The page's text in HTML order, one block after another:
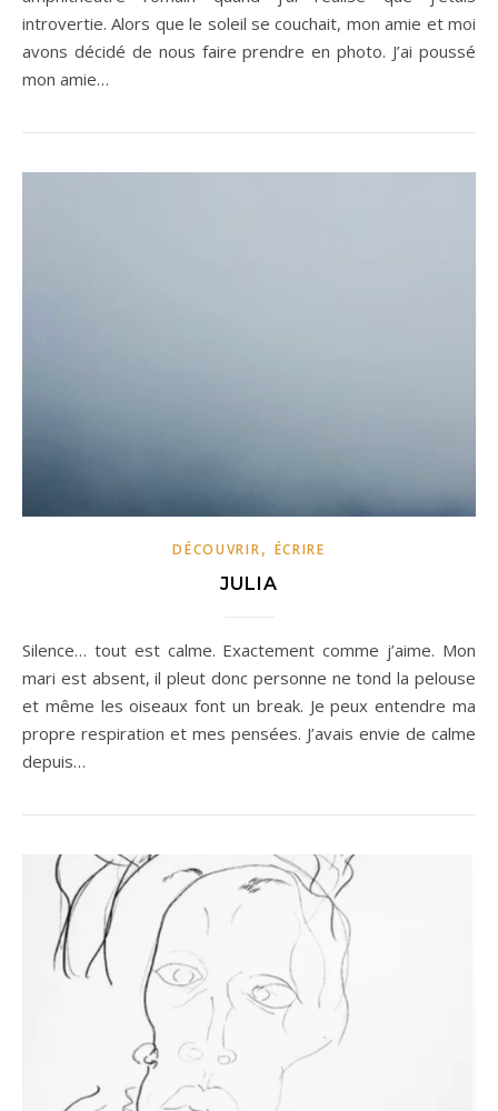
introvertie. Alors que le soleil se couchait, mon amie et moi
avons décidé de nous faire prendre en photo. J’ai poussé
mon amie…
DÉCOUVRIR, ÉCRIRE
JULIA
Silence… tout est calme. Exactement comme j’aime. Mon
mari est absent, il pleut donc personne ne tond la pelouse
et même les oiseaux font un break. Je peux entendre ma
propre respiration et mes pensées. J’avais envie de calme
depuis…